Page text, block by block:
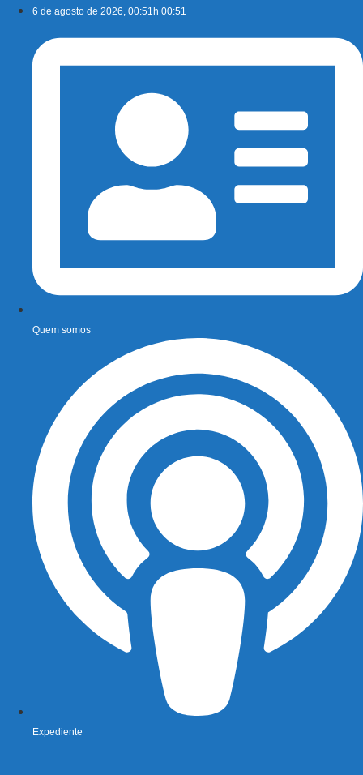
conteúdo
6 de agosto de 2026, 00:51h 00:51
Quem somos
Expediente